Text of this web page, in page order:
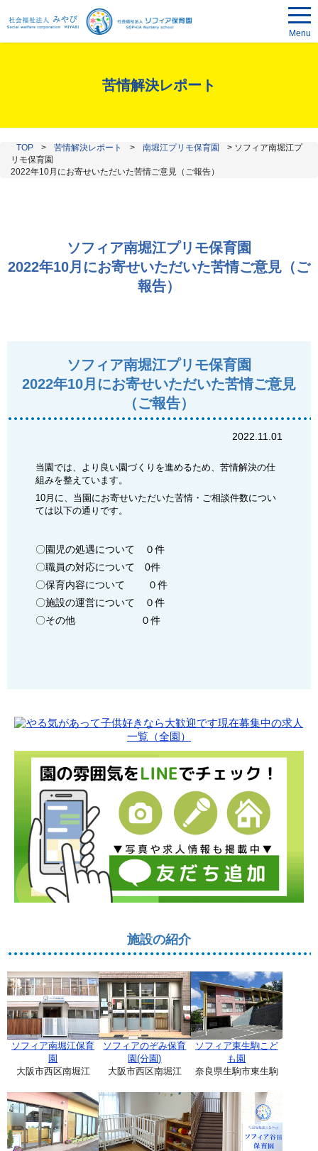
Menu
苦情解決レポート
TOP > 苦情解決レポート > 南堀江プリモ保育園 > ソフィア南堀江プ
リモ保育園
2022年10月にお寄せいただいた苦情ご意見（ご報告）
ソフィア南堀江プリモ保育園
2022年10月にお寄せいただいた苦情ご意見（ご
報告）
ソフィア南堀江プリモ保育園
2022年10月にお寄せいただいた苦情ご意見
（ご報告）
2022.11.01
当園では、より良い園づくりを進めるため、苦情解決の仕
組みを整えています。
10月に、当園にお寄せいただいた苦情・ご相談件数につい
ては以下の通りです。
〇園児の処遇について ０件
〇職員の対応について 0件
〇保育内容について ０件
〇施設の運営について ０件
〇その他 ０件
施設の紹介
ソフィア南堀江保育
園
大阪市西区南堀江
ソフィアのぞみ保育
園(分園)
大阪市西区南堀江
ソフィア東生駒こど
も園
奈良県生駒市東生駒